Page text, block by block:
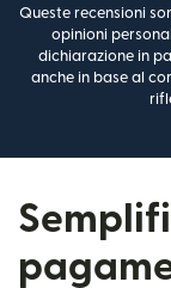
Queste recensioni
opinioni
dichiarazione in
anche in base al